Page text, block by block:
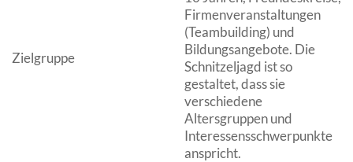
Zielgruppe
Firmenveranstaltungen
(Teambuilding) und
Bildungsangebote. Die
Schnitzeljagd ist so
gestaltet, dass sie
verschiedene
Altersgruppen und
Interessensschwerpunkte
anspricht.